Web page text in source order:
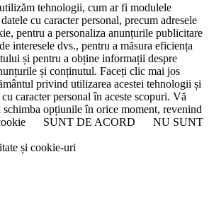
tehnologii, cum ar fi modulele
cu caracter personal, precum adresele
pentru a personaliza anunțurile publicitare
interesele dvs., pentru a măsura eficiența
și pentru a obține informații despre
și conținutul. Faceți clic mai jos
privind utilizarea acestei tehnologii și
caracter personal în aceste scopuri. Vă
opțiunile în orice moment, revenind
SUNT DE ACORD
NU SUNT
și cookie-uri